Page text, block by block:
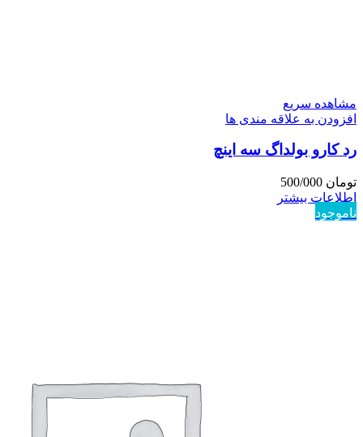
مشاهده سریع
افزودن به علاقه مندی ها
رد کارو بولداگ سه اینچ
تومان
اطلاعات بیشتر
ناموجود